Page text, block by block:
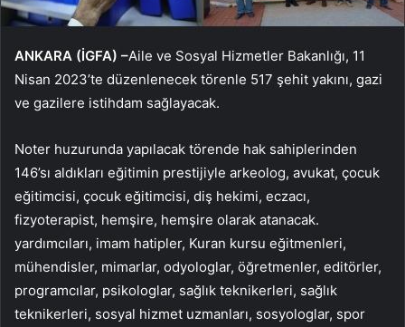
ANKARA (İGFA) –Aile ve Sosyal Hizmetler Bakanlığı, 11
Nisan 2023’te düzenlenecek törenle 517 şehit yakını, gazi
ve gazilere istihdam sağlayacak.
Noter huzurunda yapılacak törende hak sahiplerinden
146’sı aldıkları eğitimin prestijiyle arkeolog, avukat, çocuk
eğitimcisi, çocuk eğitimcisi, diş hekimi, eczacı,
fizyoterapist, hemşire, hemşire olarak atanacak.
yardımcıları, imam hatipler, Kuran kursu eğitmenleri,
mühendisler, mimarlar, odyologlar, öğretmenler, editörler,
programcılar, psikologlar, sağlık teknikerleri, sağlık
teknikerleri, sosyal hizmet uzmanları, sosyologlar, spor